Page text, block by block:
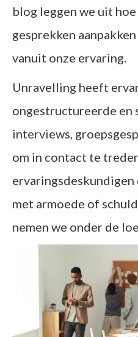
blog leggen we uit
gesprekken
vanuit onze ervaring.
Unravelling heeft
ongestructureerde en
interviews,
om in contact te
ervaringsdeskundigen
met armoede of
nemen we onder de